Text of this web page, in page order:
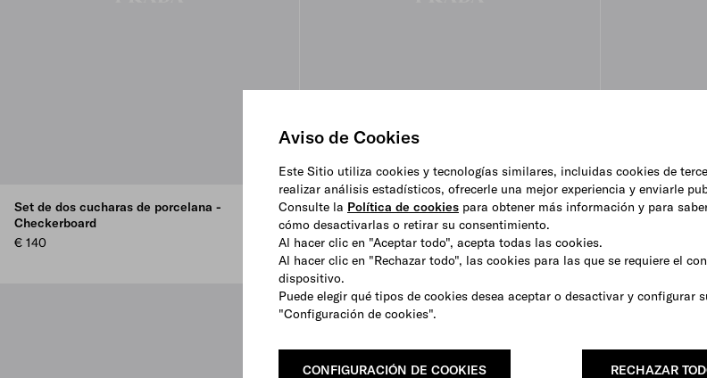
Aviso de Cookies
Este Sitio utiliza cookies y tecnologías similares, incluidas cookies de
realizar análisis estadísticos, ofrecerle una mejor experiencia y enviarle
Consulte la Política de cookies para obtener más información y para
cómo desactivarlas o retirar su consentimiento.
Al hacer clic en "Aceptar todo", acepta todas las cookies.
Al hacer clic en "Rechazar todo", las cookies para las que se requiere el
dispositivo.
Puede elegir qué tipos de cookies desea aceptar o desactivar y configurar
"Configuración de cookies".
RECHAZAR
CONFIGURACIÓN DE COOKIES
Set de dos cucharas de porcelana -
Checkerboard
€ 140
Set de dos soportes para palillos de
porcelana - Checkerboard
€ 140
Fuente